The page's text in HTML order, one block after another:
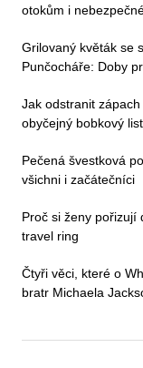
otokům i
Grilovaný květák se
Punčocháře: Doby
Jak odstranit
obyčejný bobkový
Pečená švestková
všichni i začátečníci
Proč si ženy pořizují
travel ring
Čtyři věci, které o
bratr Michaela